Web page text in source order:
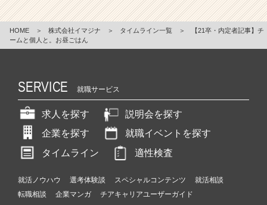
HOME ＞ 株式会社イマジナ ＞ タイムライン一覧 ＞
【21卒・内定者記事】チ
ームと個人と。お昼ごはん
SERVICE 就職サービス
求人を探す
説明会を探す
企業を探す
就職イベントを探す
タイムライン
適性検査
就活ノウハウ 選考体験談 スペシャルコンテンツ
就活相談
転職相談
企業マンガ チアキャリアユーザーガイド